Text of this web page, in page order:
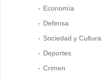
Economía
Defensa
Sociedad y Cultura
Deportes
Crimen